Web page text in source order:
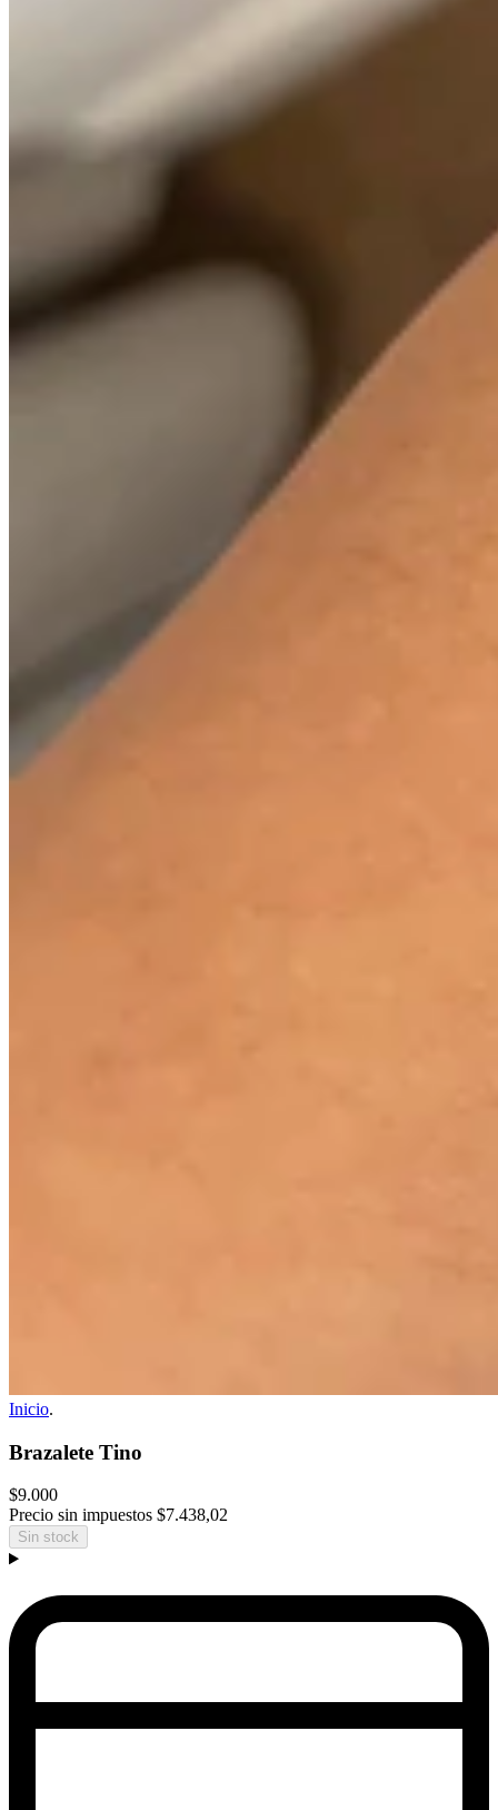
Inicio.
Brazalete Tino
$9.000
Precio sin impuestos $7.438,02
Sin stock